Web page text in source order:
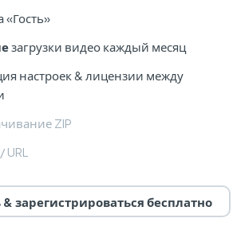
«Гость»
загрузки видео каждый месяц
настроек & лицензии между
ZIP
зарегистрироваться бесплатно